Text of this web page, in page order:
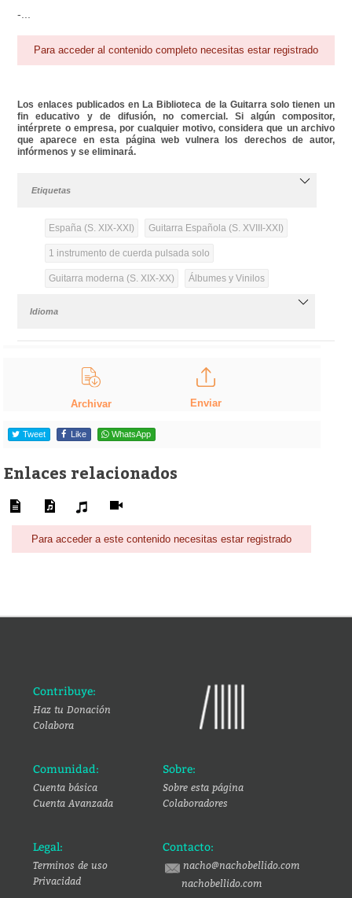
-...
Para acceder al contenido completo necesitas estar registrado
Los enlaces publicados en La Biblioteca de la Guitarra solo tienen un
fin educativo y de difusión, no comercial. Si algún compositor,
intérprete o empresa, por cualquier motivo, considera que un archivo
que aparece en esta página web vulnera los derechos de autor,
infórmenos y se eliminará.
Etiquetas
España (S. XIX-XXI) Guitarra Española (S. XVIII-XXI)
1 instrumento de cuerda pulsada solo
Guitarra moderna (S. XIX-XX) Álbumes y Vinilos
Idioma
Archivar Enviar
Tweet Like WhatsApp
Enlaces relacionados
Para acceder a este contenido necesitas estar registrado
Contribuye:
Haz tu Donación
Colabora
Comunidad:
Cuenta básica
Cuenta Avanzada
Sobre:
Sobre esta página
Colaboradores
Legal:
Terminos de uso
Privacidad
Contacto:
nacho@nachobellido.com
nachobellido.com